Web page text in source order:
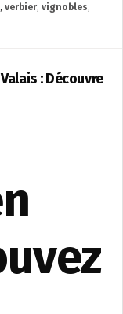
, verbier, vignobles,
: Découvre